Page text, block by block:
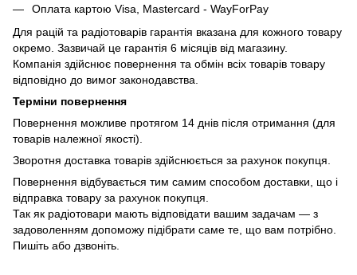
Оплата картою Visa, Mastercard - WayForPay
Для рацій та радіотоварів гарантія вказана для кожного товару
окремо. Зазвичай це гарантія 6 місяців від магазину.
Компанія здійснює повернення та обмін всіх товарів товару
відповідно до вимог законодавства.
Терміни повернення
Повернення можливе протягом 14 днів після отримання (для
товарів належної якості).
Зворотня доставка товарів здійснюється за рахунок покупця.
Повернення відбувається тим самим способом доставки, що і
відправка товару за рахунок покупця.
Так як радіотовари мають відповідати вашим задачам — з
задоволенням допоможу підібрати саме те, що вам потрібно.
Пишіть або дзвоніть.